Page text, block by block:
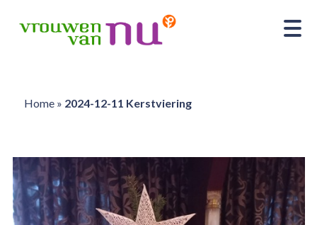
Home» 2024-12-11 Kerstviering